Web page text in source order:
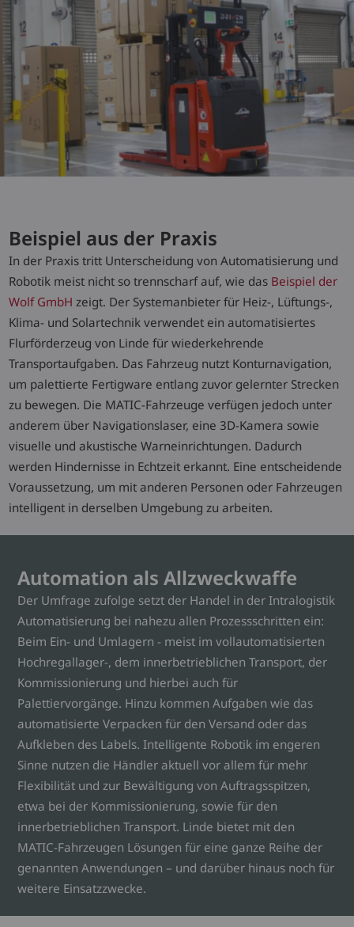
Beispiel aus der Praxis
In der Praxis tritt Unterscheidung von Automatisierung und
Robotik meist nicht so trennscharf auf, wie das Beispiel der
Wolf GmbH zeigt. Der Systemanbieter für Heiz-, Lüftungs-,
Klima- und Solartechnik verwendet ein automatisiertes
Flurförderzeug von Linde für wiederkehrende
Transportaufgaben. Das Fahrzeug nutzt Konturnavigation,
um palettierte Fertigware entlang zuvor gelernter Strecken
zu bewegen. Die MATIC-Fahrzeuge verfügen jedoch unter
anderem über Navigationslaser, eine 3D-Kamera sowie
visuelle und akustische Warneinrichtungen. Dadurch
werden Hindernisse in Echtzeit erkannt. Eine entscheidende
Voraussetzung, um mit anderen Personen oder Fahrzeugen
intelligent in derselben Umgebung zu arbeiten.
Automation als Allzweckwaffe
Der Umfrage zufolge setzt der Handel in der Intralogistik
Automatisierung bei nahezu allen Prozessschritten ein:
Beim Ein- und Umlagern - meist im vollautomatisierten
Hochregallager-, dem innerbetrieblichen Transport, der
Kommissionierung und hierbei auch für
Palettiervorgänge. Hinzu kommen Aufgaben wie das
automatisierte Verpacken für den Versand oder das
Aufkleben des Labels. Intelligente Robotik im engeren
Sinne nutzen die Händler aktuell vor allem für mehr
Flexibilität und zur Bewältigung von Auftragsspitzen,
etwa bei der Kommissionierung, sowie für den
innerbetrieblichen Transport. Linde bietet mit den
MATIC-Fahrzeugen Lösungen für eine ganze Reihe der
genannten Anwendungen – und darüber hinaus noch für
weitere Einsatzzwecke.